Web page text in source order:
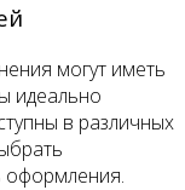
могут иметь
идеально
в различных
оформления.